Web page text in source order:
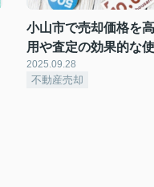
小山市で売却価格を
用や査定の効果的な
2025.09.28
不動産売却